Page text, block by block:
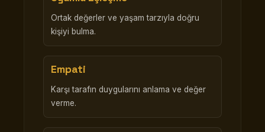
Ortak değerler ve yaşam tarzıyla doğru
kişiyi bulma.
Empati
Karşı tarafın duygularını anlama ve değer
verme.